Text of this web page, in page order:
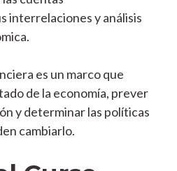
interrelaciones y análisis
es un marco que
de la economía, prever
y determinar las políticas
cambiarlo.